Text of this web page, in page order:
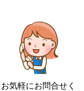
お気軽にお問合せく